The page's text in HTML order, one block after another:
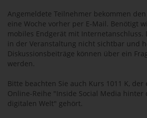
Angemeldete Teilnehmer bekommen
eine Woche vorher per E-Mail. Benötigt
mobiles Endgerät mit Internetanschluss.
in der Veranstaltung nicht sichtbar und
Diskussionsbeiträge können über ein
werden.
Bitte beachten Sie auch Kurs 1011 K,
Online-Reihe "Inside Social Media hinter
digitalen Welt" gehört.